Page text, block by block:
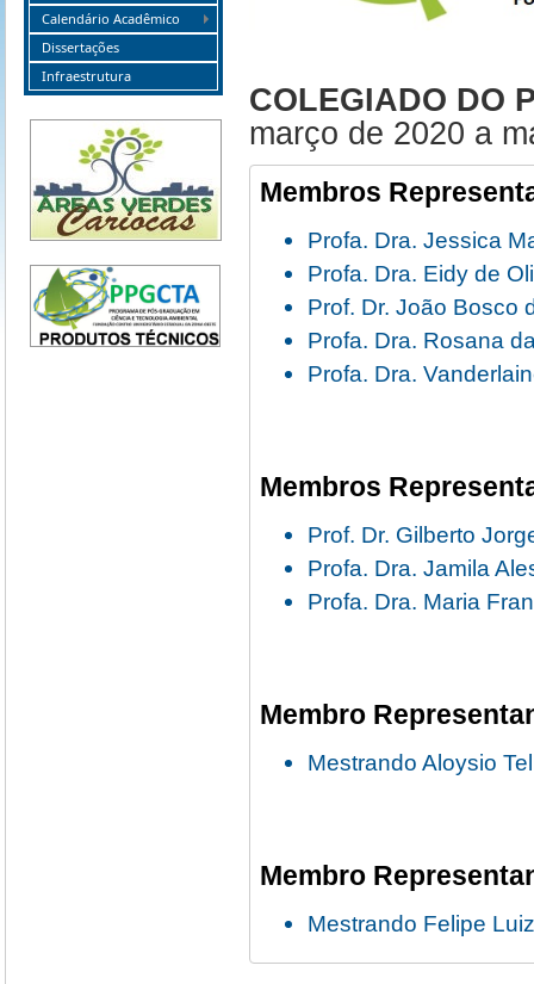
Calendário Acadêmico
Dissertações
Infraestrutura
COLEGIADO DO
março de 2020 a
Membros
Profa. Dra. Jessica
Profa. Dra. Eidy de
Prof. Dr. João Bosco
Profa. Dra. Rosana
Profa. Dra.
Membros
Prof. Dr. Gilberto
Profa. Dra. Jamila
Profa. Dra. Maria
Membro
Mestrando Aloysio
Membro
Mestrando Felipe